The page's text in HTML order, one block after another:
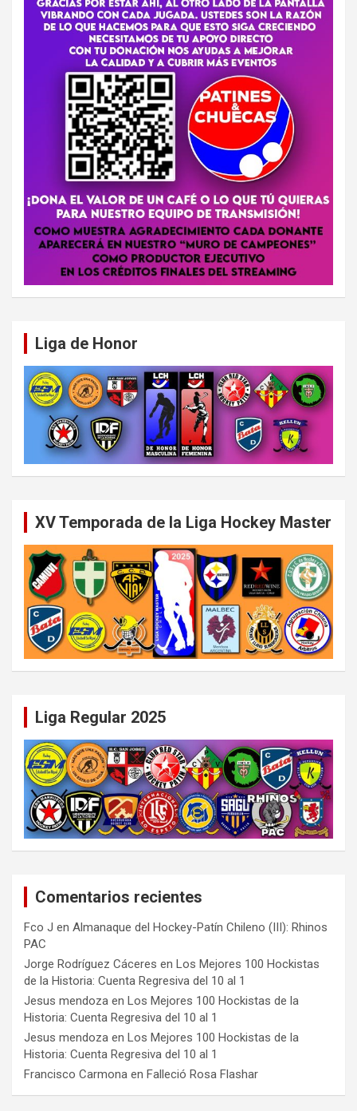
Liga de Honor
XV Temporada de la Liga Hockey Master
Liga Regular 2025
Comentarios recientes
Fco J en Almanaque del Hockey-Patín Chileno (III): Rhinos
PAC
Jorge Rodríguez Cáceres en Los Mejores 100 Hockistas
de la Historia: Cuenta Regresiva del 10 al 1
Jesus mendoza en Los Mejores 100 Hockistas de la
Historia: Cuenta Regresiva del 10 al 1
Jesus mendoza en Los Mejores 100 Hockistas de la
Historia: Cuenta Regresiva del 10 al 1
Francisco Carmona en Falleció Rosa Flashar